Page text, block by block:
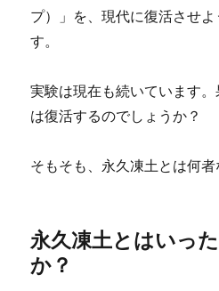
プ）」を、現代に復活させ
す。
実験は現在も続いています
は復活するのでしょうか？
そもそも、永久凍土とは何者
永久凍土とはいっ
か？